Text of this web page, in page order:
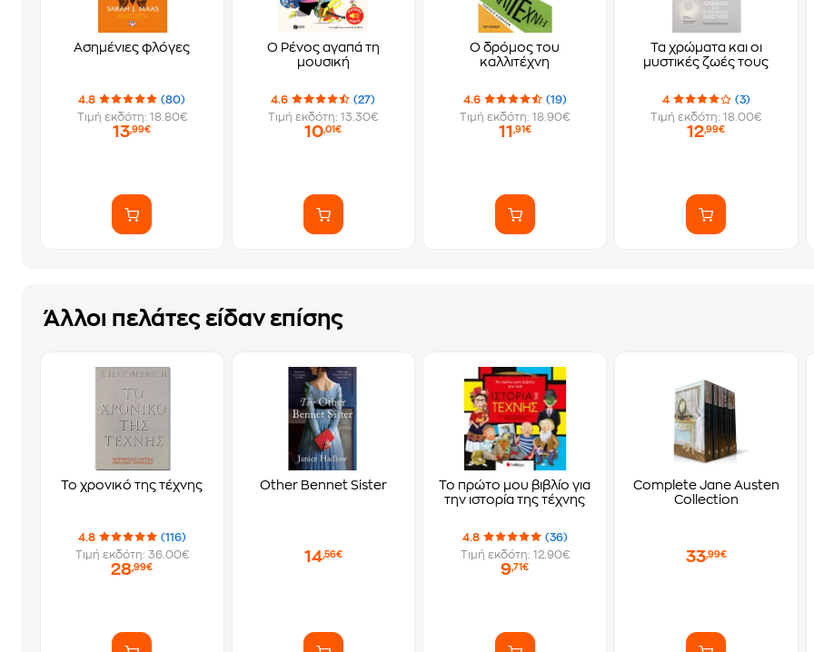
Ασημένιες φλόγες
4.8
(80)
Τιμή εκδότη: 18.80€
13,99€
Ο Ρένος αγαπά τη
μουσική
4.6
(27)
Τιμή εκδότη: 13.30€
10,01€
Ο δρόμος του
καλλιτέχνη
4.6
(19)
Τιμή εκδότη: 18.90€
11 ,91€
Τα χρώματα και οι
μυστικές ζωές τους
4
(3)
Τιμή εκδότη: 18.00€
12,99€
Άλλοι πελάτες είδαν επίσης
Το χρονικό της τέχνης
4.8
(116)
Τιμή εκδότη: 36.00€
28,99€
Other Bennet Sister
14,56€
Το πρώτο μου βιβλίο για
την ιστορία της τέχνης
4.8
(36)
Τιμή εκδότη: 12.90€
9,71€
Complete Jane Austen
Collection
33,99€